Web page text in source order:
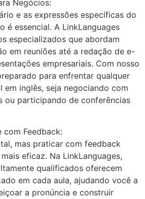
Negócios:
e as expressões específicas do
é essencial. A LinkLanguages
especializados que abordam
em reuniões até a redação de e-
empresariais. Com nosso
para enfrentar qualquer
em inglês, seja negociando com
ou participando de conferências
com Feedback:
mas praticar com feedback
eficaz. Na LinkLanguages,
qualificados oferecem
em cada aula, ajudando você a
a pronúncia e construir